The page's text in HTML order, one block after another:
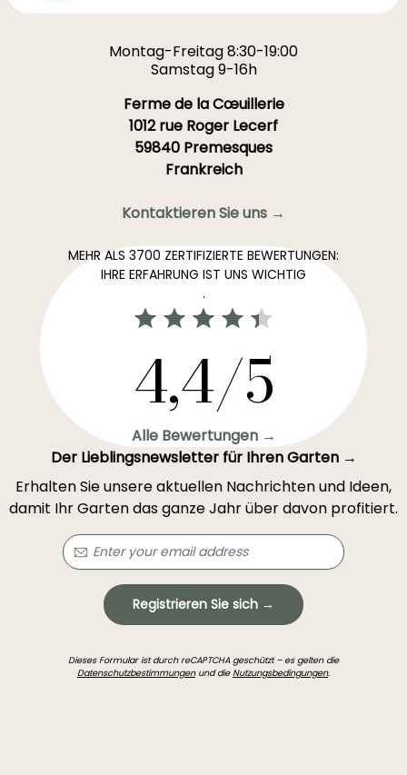
Montag-Freitag 8:30-19:00
Samstag 9-16h
Ferme de la Cœuillerie
1012 rue Roger Lecerf
59840 Premesques
Frankreich
Kontaktieren Sie uns →
MEHR ALS 3700 ZERTIFIZIERTE BEWERTUNGEN:
IHRE ERFAHRUNG IST UNS WICHTIG
.
4,4/5
Alle Bewertungen →
Der Lieblingsnewsletter für Ihren Garten →
Erhalten Sie unsere aktuellen Nachrichten und Ideen,
damit Ihr Garten das ganze Jahr über davon profitiert.
Registrieren Sie sich →
Dieses Formular ist durch reCAPTCHA geschützt – es gelten die
Datenschutzbestimmungenund dieNutzungsbedingungen.